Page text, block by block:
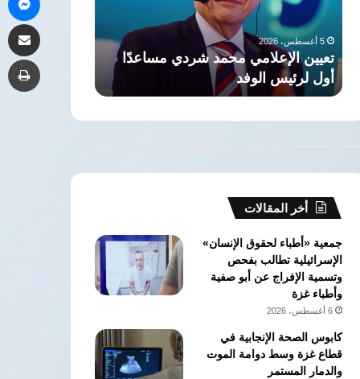
الوفد
5 أغسطس، 2026
تعيين الإعلامي محمد شردي مساعدًا
أول لرئيس الوفد
مصر:
لتفجير
أخر المقالات
جمعية «أطباء لحقوق الإنسان»
الإسرائيلية تطالب بفحص
وتسمية الإفراج عن أبو صفية
وأطباء غزة
6 أغسطس، 2026
كابوس الصحة الإنجابية في
قطاع غزة وسط دوامة الموت
والدمار المستمر